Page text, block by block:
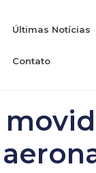
Últimas Notícias
Contato